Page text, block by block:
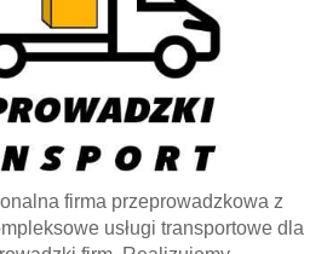
firma przeprowadzkowa z
usługi transportowe dla